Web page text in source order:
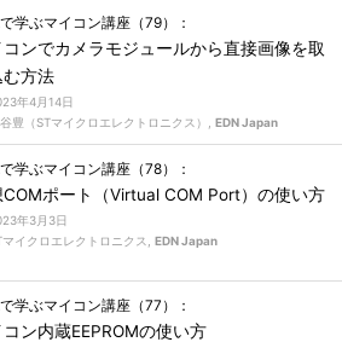
学ぶマイコン講座（79）：
コンでカメラモジュールから直接画像を取
む方法
年4月14日
豊（STマイクロエレクトロニクス）, EDN Japan
学ぶマイコン講座（78）：
COMポート（Virtual COM Port）の使い方
年3月3日
マイクロエレクトロニクス, EDN Japan
学ぶマイコン講座（77）：
コン内蔵EEPROMの使い方